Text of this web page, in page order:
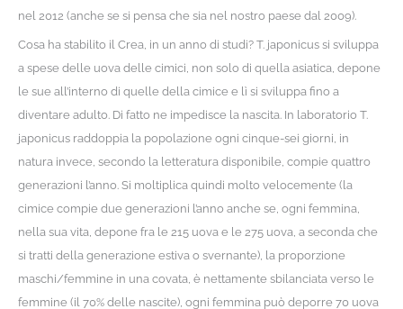
nel 2012 (anche se si pensa che sia nel nostro paese dal 2009).
Cosa ha stabilito il Crea, in un anno di studi? T. japonicus si sviluppa
a spese delle uova delle cimici, non solo di quella asiatica, depone
le sue all’interno di quelle della cimice e lì si sviluppa fino a
diventare adulto. Di fatto ne impedisce la nascita. In laboratorio T.
japonicus raddoppia la popolazione ogni cinque-sei giorni, in
natura invece, secondo la letteratura disponibile, compie quattro
generazioni l’anno. Si moltiplica quindi molto velocemente (la
cimice compie due generazioni l’anno anche se, ogni femmina,
nella sua vita, depone fra le 215 uova e le 275 uova, a seconda che
si tratti della generazione estiva o svernante), la proporzione
maschi/femmine in una covata, è nettamente sbilanciata verso le
femmine (il 70% delle nascite), ogni femmina può deporre 70 uova